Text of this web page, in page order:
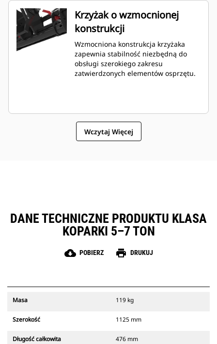
Krzyżak o wzmocnionej
konstrukcji
Wzmocniona konstrukcja krzyżaka
zapewnia stabilność niezbędną do
obsługi szerokiego zakresu
zatwierdzonych elementów osprzętu.
Wczytaj Więcej
DANE TECHNICZNE PRODUKTU KLASA
KOPARKI 5–7 TON
cloud_download POBIERZ print DRUKUJ
Masa 119 kg
Szerokość 1125 mm
Długość całkowita 476 mm